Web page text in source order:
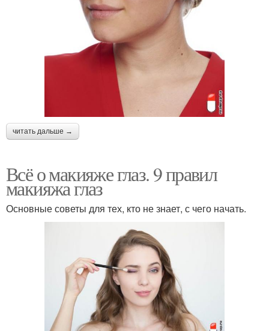
читать дальше →
Всё о макияже глаз. 9 правил
макияжа глаз
Основные советы для тех, кто не знает, с чего начать.